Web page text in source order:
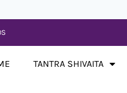
TANTRA SHIVAITA